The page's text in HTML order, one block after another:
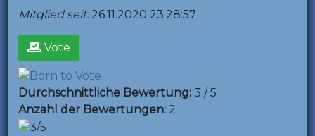
Mitglied seit:26.11.2020 23:28:57
Vote
Durchschnittliche Bewertung: 3 / 5
Anzahl der Bewertungen: 2